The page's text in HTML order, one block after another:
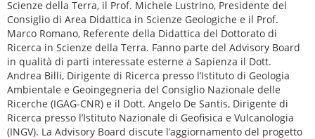
Scienze della Terra, il Prof. Michele Lustrino, Presidente del
Consiglio di Area Didattica in Scienze Geologiche e il Prof.
Marco Romano, Referente della Didattica del Dottorato di
Ricerca in Scienze della Terra. Fanno parte del Advisory Board
in qualità di parti interessate esterne a Sapienza il Dott.
Andrea Billi, Dirigente di Ricerca presso l’Istituto di Geologia
Ambientale e Geoingegneria del Consiglio Nazionale delle
Ricerche (IGAG-CNR) e il Dott. Angelo De Santis, Dirigente di
Ricerca presso l’Istituto Nazionale di Geofisica e Vulcanologia
(INGV). La Advisory Board discute l’aggiornamento del progetto